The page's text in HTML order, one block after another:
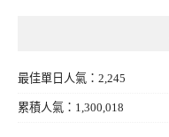
最佳單日人氣：2,245
累積人氣：1,300,018